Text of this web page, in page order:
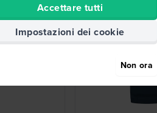
Accettare tutti
Impostazioni dei cookie
Non ora